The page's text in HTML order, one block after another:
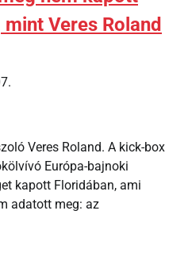
Veres Roland
Veres Roland. A kick-box
Európa-bajnoki
kapott Floridában, ami
adatott meg: az